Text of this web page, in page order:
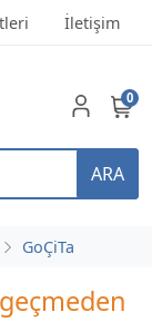
İletişim
ARA
0
GoÇiTa